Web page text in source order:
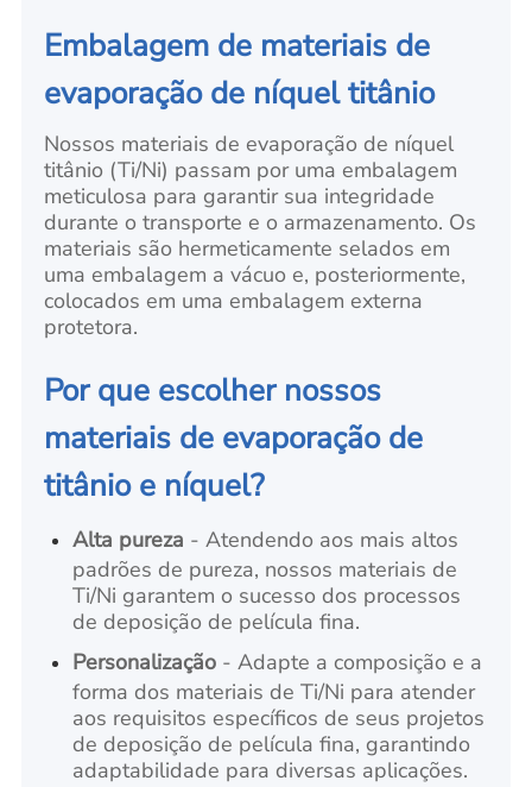
Embalagem de materiais de
evaporação de níquel titânio
Nossos materiais de evaporação de níquel
titânio (Ti/Ni) passam por uma embalagem
meticulosa para garantir sua integridade
durante o transporte e o armazenamento. Os
materiais são hermeticamente selados em
uma embalagem a vácuo e, posteriormente,
colocados em uma embalagem externa
protetora.
Por que escolher nossos
materiais de evaporação de
titânio e níquel?
Alta pureza - Atendendo aos mais altos
padrões de pureza, nossos materiais de
Ti/Ni garantem o sucesso dos processos
de deposição de película fina.
Personalização- Adapte a composição e a
forma dos materiais de Ti/Ni para atender
aos requisitos específicos de seus projetos
de deposição de película fina, garantindo
adaptabilidade para diversas aplicações.